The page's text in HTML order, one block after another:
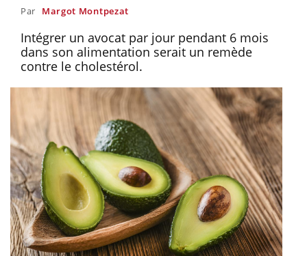
Par Margot Montpezat
Intégrer un avocat par jour pendant 6 mois
dans son alimentation serait un remède
contre le cholestérol.